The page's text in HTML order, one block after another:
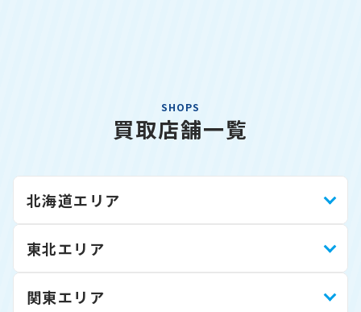
SHOPS
買取店舗一覧
北海道エリア
東北エリア
関東エリア